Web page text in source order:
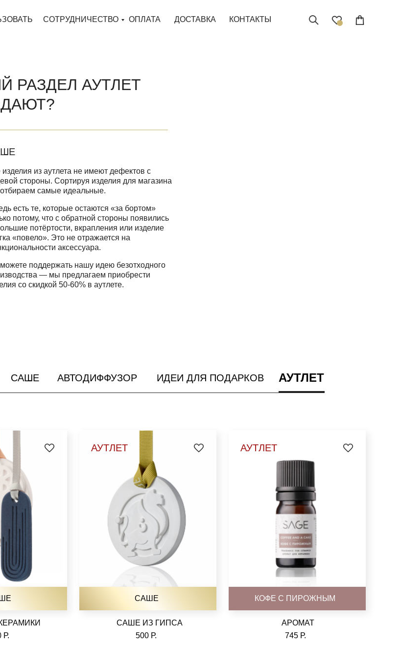
СОТРУДНИЧЕСТВО ДОСТАВКА
ОПЛАТА КОНТАКТЫ
РАЗДЕЛ АУТЛЕТ
поддержать нашу идею безотходного
— мы предлагаем приобрести
со скидкой 50-60% в аутлете.
есть те, которые остаются «за бортом»
потому, что с обратной стороны появились
потёртости, вкрапления или изделие
«повело». Это не отражается на
аксессуара.
изделия из аутлета не имеют дефектов с
стороны. Сортируя изделия для магазина
самые идеальные.
САШЕ АВТОДИФФУЗОР ИДЕИ ДЛЯ ПОДАРКОВ АУТЛЕТ
Р.
САШЕ
500 Р.
САШЕ ИЗ ГИПСА
АУТЛЕТ
КОФЕ С ПИРОЖНЫМ
АРОМАТ
745 Р.
АУТЛЕТ